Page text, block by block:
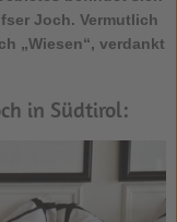
Joch. Vermutlich
„Wiesen“, verdankt
in Südtirol: